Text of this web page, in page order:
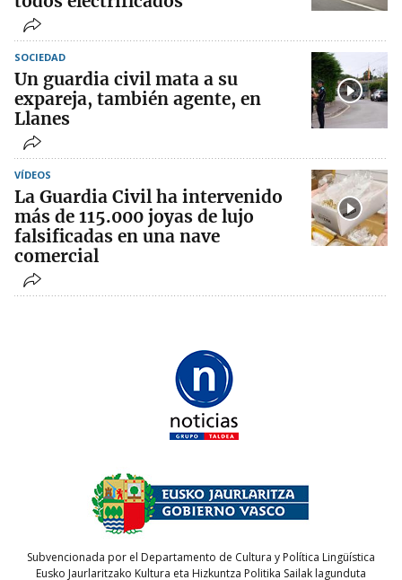
SOCIEDAD
Un guardia civil mata a su
expareja, también agente, en
Llanes
VÍDEOS
La Guardia Civil ha intervenido
más de 115.000 joyas de lujo
falsificadas en una nave
comercial
Subvencionada por el Departamento de Cultura y Política Lingüística
Eusko Jaurlaritzako Kultura eta Hizkuntza Politika Sailak lagunduta